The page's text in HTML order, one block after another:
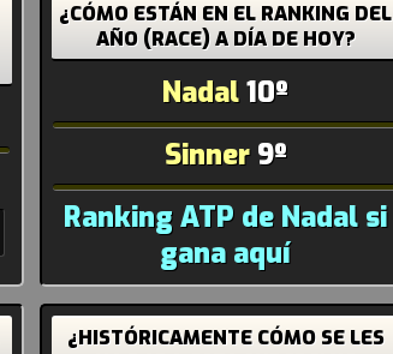
¿CÓMO ESTÁN EN EL RANKING DEL
AÑO (RACE) A DÍA DE HOY?
Nadal10º
Sinner 9º
Ranking ATP de Nadal si
gana aquí
¿HISTÓRICAMENTE CÓMO SE LES